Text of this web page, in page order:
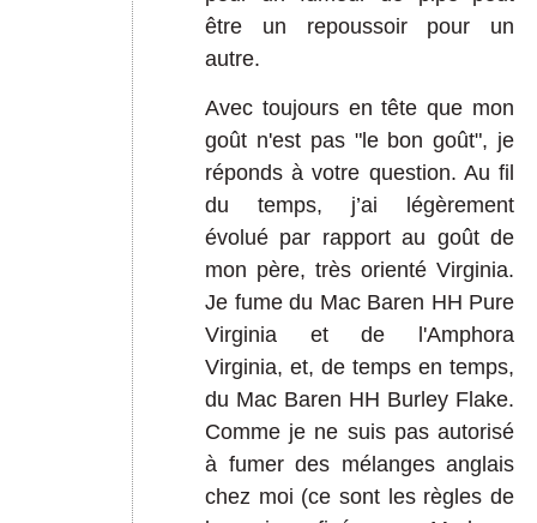
être un repoussoir pour un
autre.
Avec toujours en tête que mon
goût n'est pas "le bon goût", je
réponds à votre question. Au fil
du temps, j’ai légèrement
évolué par rapport au goût de
mon père, très orienté Virginia.
Je fume du Mac Baren HH Pure
Virginia et de l'Amphora
Virginia, et, de temps en temps,
du Mac Baren HH Burley Flake.
Comme je ne suis pas autorisé
à fumer des mélanges anglais
chez moi (ce sont les règles de